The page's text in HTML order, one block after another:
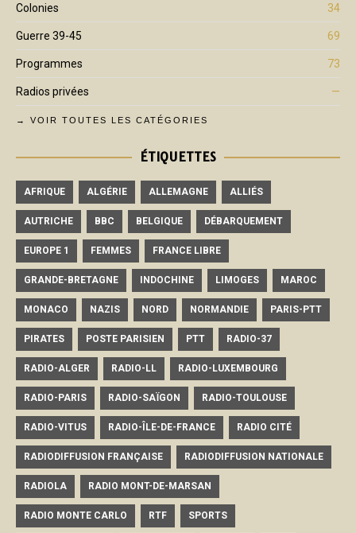
Colonies 34
Guerre 39-45 69
Programmes 73
Radios privées —
→ VOIR TOUTES LES CATÉGORIES
ÉTIQUETTES
AFRIQUE ALGÉRIE ALLEMAGNE ALLIÉS
AUTRICHE BBC BELGIQUE DÉBARQUEMENT
EUROPE 1 FEMMES FRANCE LIBRE
GRANDE-BRETAGNE INDOCHINE LIMOGES MAROC
MONACO NAZIS NORD NORMANDIE PARIS-PTT
PIRATES POSTE PARISIEN PTT RADIO-37
RADIO-ALGER RADIO-LL RADIO-LUXEMBOURG
RADIO-PARIS RADIO-SAÏGON RADIO-TOULOUSE
RADIO-VITUS RADIO-ÎLE-DE-FRANCE RADIO CITÉ
RADIODIFFUSION FRANÇAISE RADIODIFFUSION NATIONALE
RADIOLA RADIO MONT-DE-MARSAN
RADIO MONTE CARLO RTF SPORTS